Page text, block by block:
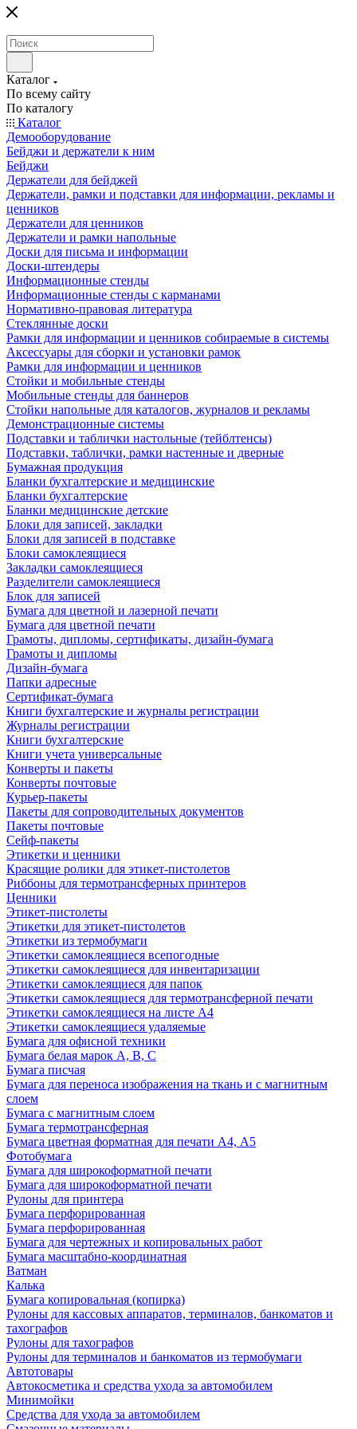
Каталог
По всему сайту
По каталогу
Каталог
Демооборудование
Бейджи и держатели к ним
Бейджи
Держатели для бейджей
Держатели, рамки и подставки для информации, рекламы и
ценников
Держатели для ценников
Держатели и рамки напольные
Доски для письма и информации
Доски-штендеры
Информационные стенды
Информационные стенды с карманами
Нормативно-правовая литература
Стеклянные доски
Рамки для информации и ценников собираемые в системы
Аксессуары для сборки и установки рамок
Рамки для информации и ценников
Стойки и мобильные стенды
Мобильные стенды для баннеров
Стойки напольные для каталогов, журналов и рекламы
Демонстрационные системы
Подставки и таблички настольные (тейблтенсы)
Подставки, таблички, рамки настенные и дверные
Бумажная продукция
Бланки бухгалтерские и медицинские
Бланки бухгалтерские
Бланки медицинские детские
Блоки для записей, закладки
Блоки для записей в подставке
Блоки самоклеящиеся
Закладки самоклеящиеся
Разделители самоклеящиеся
Блок для записей
Бумага для цветной и лазерной печати
Бумага для цветной печати
Грамоты, дипломы, сертификаты, дизайн-бумага
Грамоты и дипломы
Дизайн-бумага
Папки адресные
Сертификат-бумага
Книги бухгалтерские и журналы регистрации
Журналы регистрации
Книги бухгалтерские
Книги учета универсальные
Конверты и пакеты
Конверты почтовые
Курьер-пакеты
Пакеты для сопроводительных документов
Пакеты почтовые
Сейф-пакеты
Этикетки и ценники
Красящие ролики для этикет-пистолетов
Риббоны для термотрансферных принтеров
Ценники
Этикет-пистолеты
Этикетки для этикет-пистолетов
Этикетки из термобумаги
Этикетки самоклеящиеся всепогодные
Этикетки самоклеящиеся для инвентаризации
Этикетки самоклеящиеся для папок
Этикетки самоклеящиеся для термотрансферной печати
Этикетки самоклеящиеся на листе А4
Этикетки самоклеящиеся удаляемые
Бумага для офисной техники
Бумага белая марок А, В, С
Бумага писчая
Бумага для переноса изображения на ткань и с магнитным
слоем
Бумага с магнитным слоем
Бумага термотрансферная
Бумага цветная форматная для печати А4, А5
Фотобумага
Бумага для широкоформатной печати
Бумага для широкоформатной печати
Рулоны для принтера
Бумага перфорированная
Бумага перфорированная
Бумага для чертежных и копировальных работ
Бумага масштабно-координатная
Ватман
Калька
Бумага копировальная (копирка)
Рулоны для кассовых аппаратов, терминалов, банкоматов и
тахографов
Рулоны для тахографов
Рулоны для терминалов и банкоматов из термобумаги
Автотовары
Автокосметика и средства ухода за автомобилем
Минимойки
Средства для ухода за автомобилем